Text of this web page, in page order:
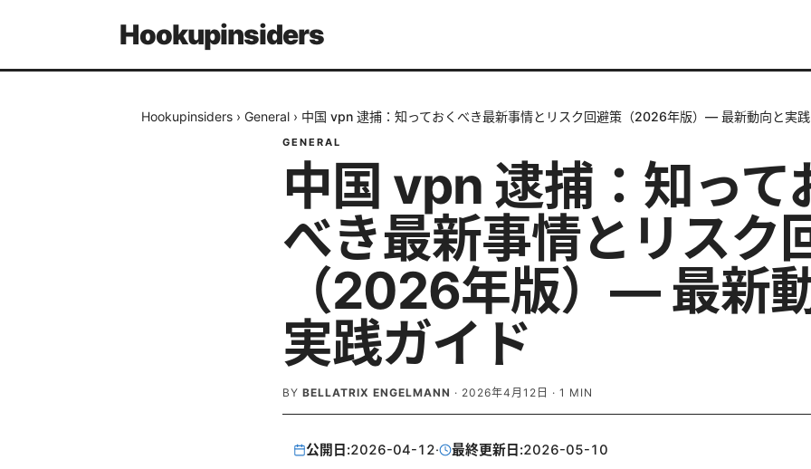
Hookupinsiders
Hookupinsiders › General › 中国 vpn 逮捕：知っておくべき最新事情とリスク回避策（2026年版）— 最新動向と実践
GENERAL
中国 vpn 逮捕：知って
べき最新事情とリスク
（2026年版）— 最新
実践ガイド
BY BELLATRIX ENGELMANN · 2026年4月12日 · 1 MIN
公開日:2026-04-12· 最終更新日:2026-05-10